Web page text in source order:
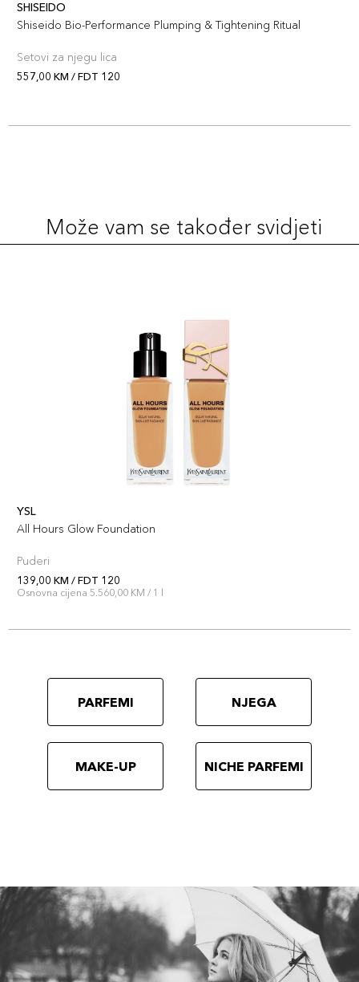
Šifra artikla
729238193574
+14 PLAZA cvjetića
SHISEIDO
Shiseido Bio-Performance Plumping & Tightening Ritual
Setovi za njegu lica
557,00 KM / FDT 120
Može vam se također svidjeti
YSL
All Hours Glow Foundation
Puderi
139,00 KM / FDT 120
Osnovna cijena 5.560,00 KM / 1 l
PARFEMI NJEGA
MAKE-UP NICHE PARFEMI